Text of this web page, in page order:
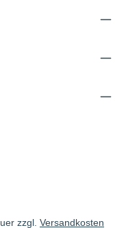
zzgl. Versandkosten